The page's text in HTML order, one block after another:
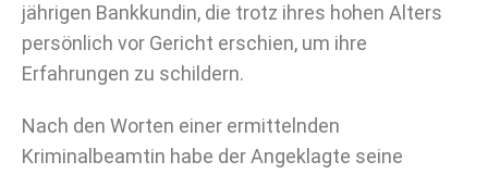
jährigen Bankkundin, die trotz ihres hohen Alters
persönlich vor Gericht erschien, um ihre
Erfahrungen zu schildern.
Nach den Worten einer ermittelnden
Kriminalbeamtin habe der Angeklagte seine